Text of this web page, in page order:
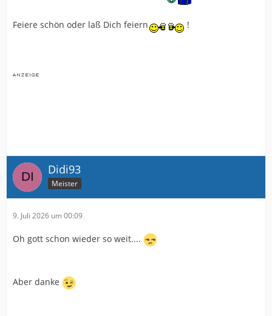
Feiere schön oder laß Dich feiern !
Didi93
Meister
9. Juli 2026 um 00:09
Oh gott schon wieder so weit....
Aber danke